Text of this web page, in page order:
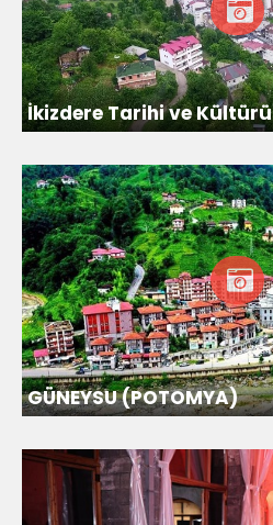
İkizdere Tarihi ve Kültürü
GÜNEYSU (POTOMYA)